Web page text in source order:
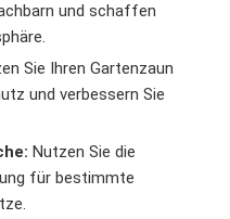
und schaffen
Sie Ihren Gartenzaun
und verbessern Sie
Nutzen Sie die
für bestimmte